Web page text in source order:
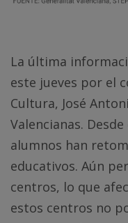
La última
este jueves por el
Cultura, José
Valencianas.
alumnos han
educativos. Aún
centros, lo que
estos centros no